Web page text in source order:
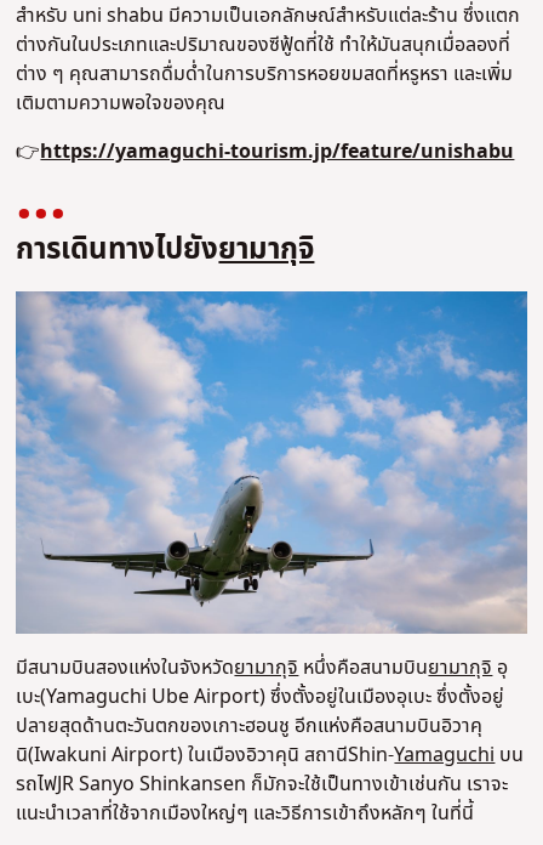
สำหรับ uni shabu มีความเป็นเอกลักษณ์สำหรับแต่ละร้าน ซึ่งแตก
ต่างกันในประเภทและปริมาณของซีฟู้ดที่ใช้ ทำให้มันสนุกเมื่อลองที่
ต่าง ๆ คุณสามารถดื่มด่ำในการบริการหอยขมสดที่หรูหรา และเพิ่ม
เติมตามความพอใจของคุณ
👉https://yamaguchi-tourism.jp/feature/unishabu
การเดินทางไปยังยามากุจิ
มีสนามบินสองแห่งในจังหวัดยามากุจิ หนึ่งคือสนามบินยามากุจิ อุ
เบะ(Yamaguchi Ube Airport) ซึ่งตั้งอยู่ในเมืองอุเบะ ซึ่งตั้งอยู่
ปลายสุดด้านตะวันตกของเกาะฮอนชู อีกแห่งคือสนามบินอิวาคุ
นิ(Iwakuni Airport) ในเมืองอิวาคุนิ สถานีShin-Yamaguchi บน
รถไฟJR Sanyo Shinkansen ก็มักจะใช้เป็นทางเข้าเช่นกัน เราจะ
แนะนำเวลาที่ใช้จากเมืองใหญ่ๆ และวิธีการเข้าถึงหลักๆ ในที่นี้